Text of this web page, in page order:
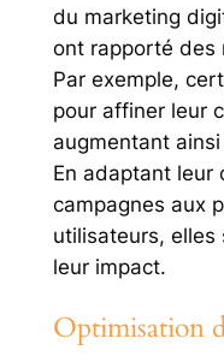
du marketing
ont rapporté des
Par exemple,
pour affiner leur
augmentant
En adaptant leur
campagnes aux
utilisateurs, elles
leur impact.
Optimisation